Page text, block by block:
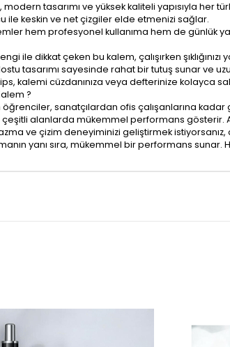
tasarımı ve yüksek kaliteli yapısıyla her
ile keskin ve net çizgiler elde etmenizi sağlar.
hem profesyonel kullanıma hem de günlük
ile dikkat çeken bu kalem, çalışırken şıklığınızı
tasarımı sayesinde rahat bir tutuş sunar ve
kalemi cüzdanınıza veya defterinize
?
sanatçılardan ofis çalışanlarına kadar
çeşitli alanlarda mükemmel performans gösterir.
ve çizim deneyiminizi geliştirmek istiyorsanız,
yanı sıra, mükemmel bir performans sunar.